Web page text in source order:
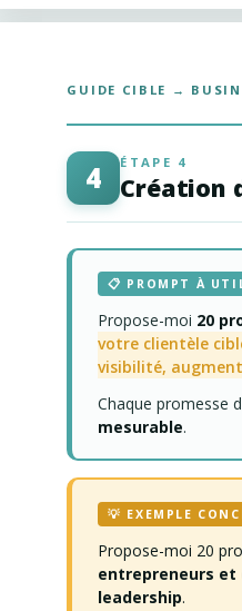
GUIDE CIBLE →
4 ÉTAPE 4
Création
📋 PROMPT À
Propose-moi 20
votre clientèle
visibilité,
Chaque promesse
mesurable.
💡 EXEMPLE
Propose-moi 20
entrepreneurs et
leadership.